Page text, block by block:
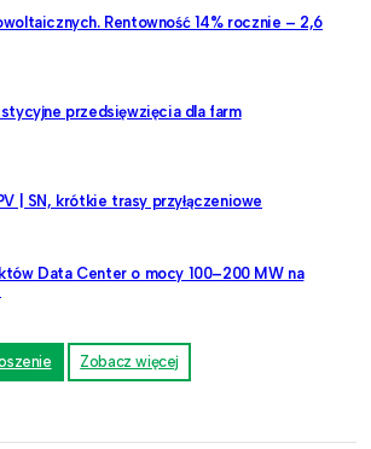
Rentowność 14% rocznie – 2,6
przedsięwzięcia dla farm
| SN, krótkie trasy przyłączeniowe
Data Center o mocy 100–200 MW na
Zobacz więcej